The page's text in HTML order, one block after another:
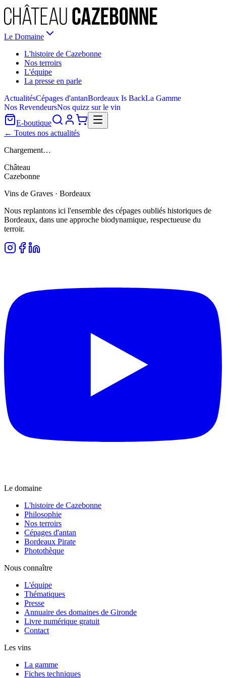
Le Domaine
L'histoire de Cazebonne
Nos terroirs
L'équipe
La presse en parle
ActualitésCépages d'antanBordeaux Is BackLa Gamme
Nos RevendeursNos quizz sur le vin
E-boutique
← Toutes nos actualités
Chargement…
Château
Cazebonne
Vins de Graves · Bordeaux
Nous replantons ici l'ensemble des cépages oubliés historiques de
Bordeaux, dans une approche biodynamique, respectueuse du
terroir.
Le domaine
L'histoire de Cazebonne
Philosophie
Nos terroirs
Cépages d'antan
Bordeaux Pirate
Photothèque
Nous connaître
L'équipe
Thématiques
Presse
Annuaire des domaines de Gironde
Livre numérique gratuit
Contact
Les vins
La gamme
Fiches techniques